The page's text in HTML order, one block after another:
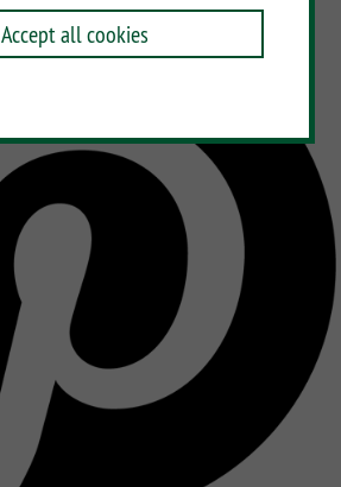
Accept all cookies